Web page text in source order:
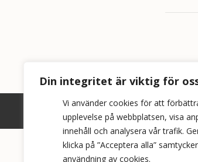
Din integritet är viktig för
Vi använder cookies för att
upplevelse på webbplatsen, visa
innehåll och analysera vår trafik.
klicka på ”Acceptera alla”
användning av cookies.